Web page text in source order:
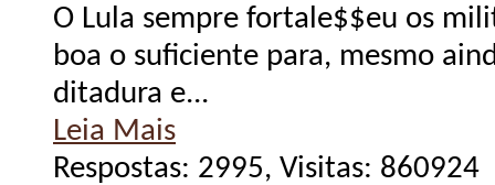
O Lula sempre fortale$$eu os
boa o suficiente para, mesmo
ditadura e...
Leia Mais
Respostas: 2995, Visitas: 860924